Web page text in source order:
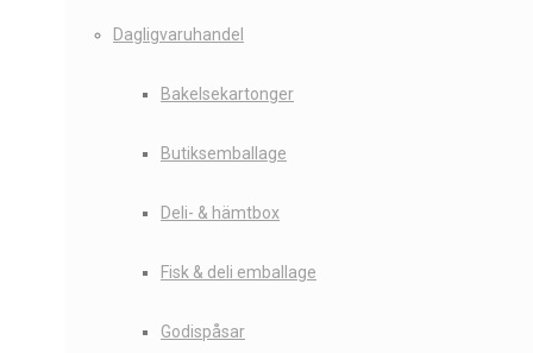
Dagligvaruhandel
Bakelsekartonger
Butiksemballage
Deli- & hämtbox
Fisk & deli emballage
Godispåsar